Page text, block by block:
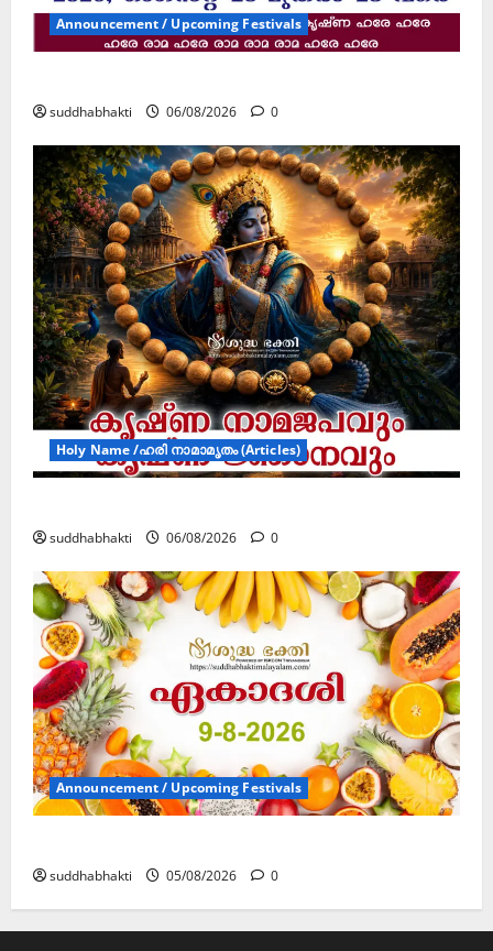
Announcement / Upcoming Festivals
suddhabhakti 06/08/2026 0
Holy Name /ഹരി നാമാമൃതം (Articles)
suddhabhakti 06/08/2026 0
Announcement / Upcoming Festivals
suddhabhakti 05/08/2026 0